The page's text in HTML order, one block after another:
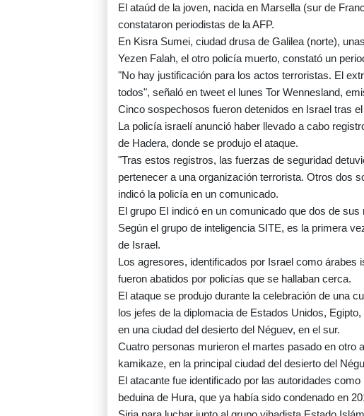
El ataúd de la joven, nacida en Marsella (sur de
constataron periodistas de la AFP.
En Kisra Sumei, ciudad drusa de Galilea (norte),
Yezen Falah, el otro policía muerto, constató un
"No hay justificación para los actos terroristas. El
todos", señaló en tweet el lunes Tor Wennesland,
Cinco sospechosos fueron detenidos en Israel tras
La policía israelí anunció haber llevado a cabo
de Hadera, donde se produjo el ataque.
"Tras estos registros, las fuerzas de seguridad
pertenecer a una organización terrorista. Otros dos
indicó la policía en un comunicado.
El grupo EI indicó en un comunicado que dos de
Según el grupo de inteligencia SITE, es la primera
de Israel.
Los agresores, identificados por Israel como
fueron abatidos por policías que se hallaban cerca.
El ataque se produjo durante la celebración de una
los jefes de la diplomacia de Estados Unidos,
en una ciudad del desierto del Néguev, en el sur.
Cuatro personas murieron el martes pasado en otro
kamikaze, en la principal ciudad del desierto del
El atacante fue identificado por las autoridades
beduina de Hura, que ya había sido condenado en